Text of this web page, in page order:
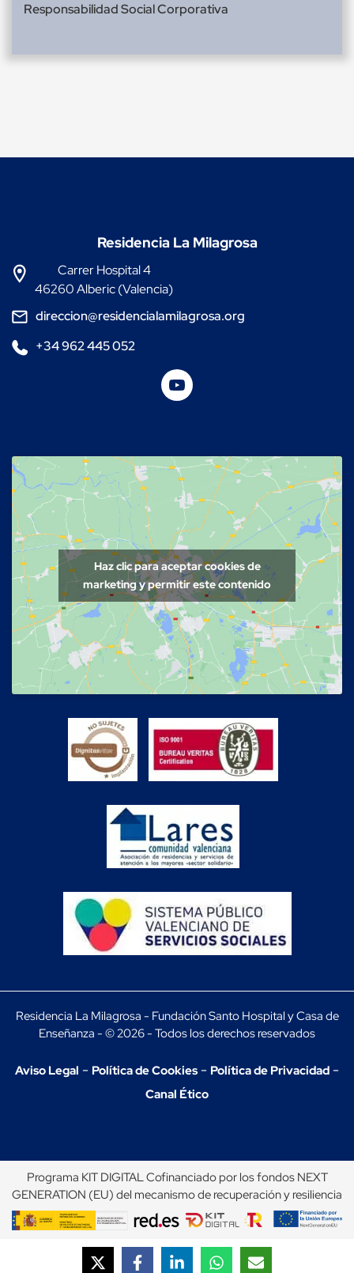
Responsabilidad Social Corporativa
Residencia La Milagrosa
Carrer Hospital 4
46260 Alberic (Valencia)
direccion@residencialamilagrosa.org
+34 962 445 052
Haz clic para aceptar cookies de
marketing y permitir este contenido
Residencia La Milagrosa - Fundación Santo Hospital y Casa de
Enseñanza - © 2026 - Todos los derechos reservados
Aviso Legal - Política de Cookies- Política de Privacidad -
Canal Ético
Programa KIT DIGITAL Cofinanciado por los fondos NEXT
GENERATION (EU) del mecanismo de recuperación y resiliencia